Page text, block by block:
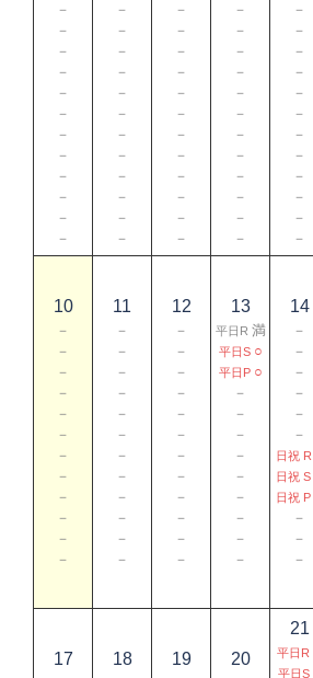
－
－
－
－
－
－
－
－
－
－
－
－
－
－
－
－
－
－
－
－
－
－
－
－
－
－
－
－
－
－
－
－
－
－
－
－
－
－
－
－
－
－
－
－
－
－
－
－
－
－
－
－
－
－
－
－
－
－
－
－
10
－
－
－
－
－
－
－
－
－
－
－
－
11
－
－
－
－
－
－
－
－
－
－
－
－
12
－
－
－
－
－
－
－
－
－
－
－
－
13
平日R 満
平日S ○
平日P ○
－
－
－
－
－
－
－
－
－
14
－
－
－
－
－
－
日祝 R
日祝 S
日祝 P
－
－
－
17 18 19 20
21
平日R
平日S